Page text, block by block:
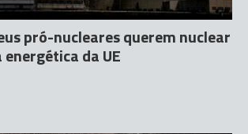
pró-nucleares querem nuclear
da UE